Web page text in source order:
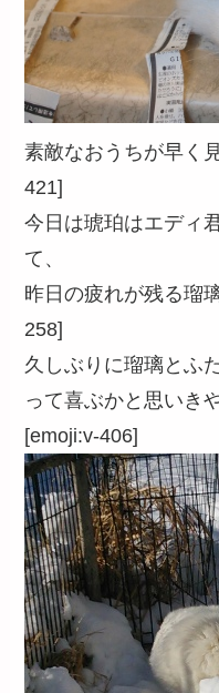
素敵なおうちが早く
421]
今日は琥珀はエディ
て、
昨日の疲れが残る瑠
258]
久しぶりに瑠璃とふ
って喜ぶかと思いき
[emoji:v-406]